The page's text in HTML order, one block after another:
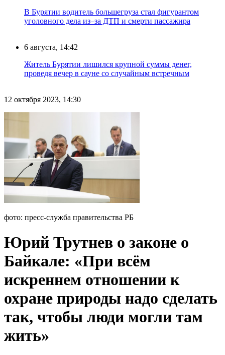
В Бурятии водитель большегруза стал фигурантом
уголовного дела из–за ДТП и смерти пассажира
6 августа, 14:42
Житель Бурятии лишился крупной суммы денег,
проведя вечер в сауне со случайным встречным
12 октября 2023, 14:30
фото: пресс-служба правительства РБ
Юрий Трутнев о законе о
Байкале: «При всём
искреннем отношении к
охране природы надо сделать
так, чтобы люди могли там
жить»